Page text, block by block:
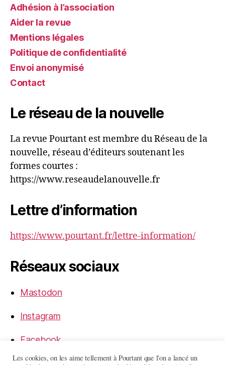
Adhésion à l’association
Aider la revue
Mentions légales
Politique de confidentialité
Envoi anonymisé
Contact
Le réseau de la nouvelle
La revue Pourtant est membre du Réseau de la
nouvelle, réseau d’éditeurs soutenant les
formes courtes :
https://www.reseaudelanouvelle.fr
Lettre d’information
https://www.pourtant.fr/lettre-information/
Réseaux sociaux
Mastodon
Instagram
Facebook
Les cookies, on les aime tellement à Pourtant que l'on a lancé un